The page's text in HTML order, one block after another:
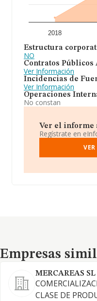
2018
Estructura
NO
Contratos Públicos
Ver Información
Incidencias de
Ver Información
Operaciones
No constan
Ver el informe
Regístrate en
Empresas similares
Empresas
MERCAREAS SL
CLASE DE